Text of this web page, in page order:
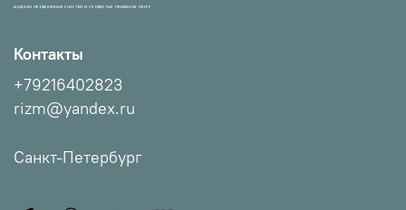
МАГАЗИН ПРОВЕРЕННЫХ СНАСТЕЙ И УЛОВИСТЫХ ПРИМАНОК НХНЧ!
Контакты
+79216402823
rizm@yandex.ru
Санкт-Петербург